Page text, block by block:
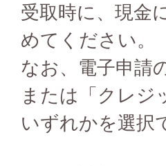
受取時に、現金
めてください。
なお、電子申請
または「クレジ
いずれかを選択